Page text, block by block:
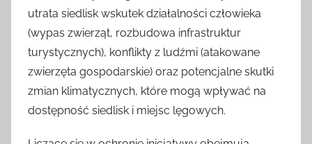
utrata siedlisk wskutek działalności człowieka
(wypas zwierząt, rozbudowa infrastruktur
turystycznych), konflikty z ludźmi (atakowane
zwierzęta gospodarskie) oraz potencjalne skutki
zmian klimatycznych, które mogą wpływać na
dostępność siedlisk i miejsc lęgowych.